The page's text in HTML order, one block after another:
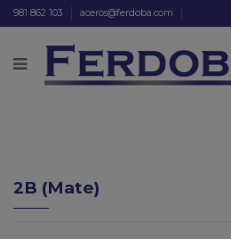
981 862 103 aceros@ferdoba.com
2B (Mate)